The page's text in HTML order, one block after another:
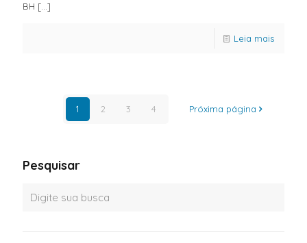
BH […]
Leia mais
1 2 3 4 Próxima página
Pesquisar